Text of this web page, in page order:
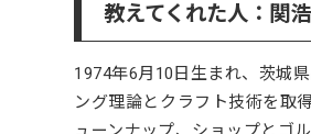
教えてくれた人：関
1974年6月10日生まれ、茨城
ング理論とクラフト技術を取